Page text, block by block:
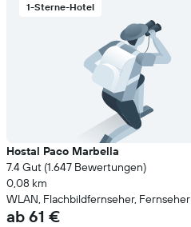
1-Sterne-Hotel
Hostal Paco Marbella
7.4 Gut (1.647 Bewertungen)
0,08 km
WLAN, Flachbildfernseher, Fernseher
ab 61 €